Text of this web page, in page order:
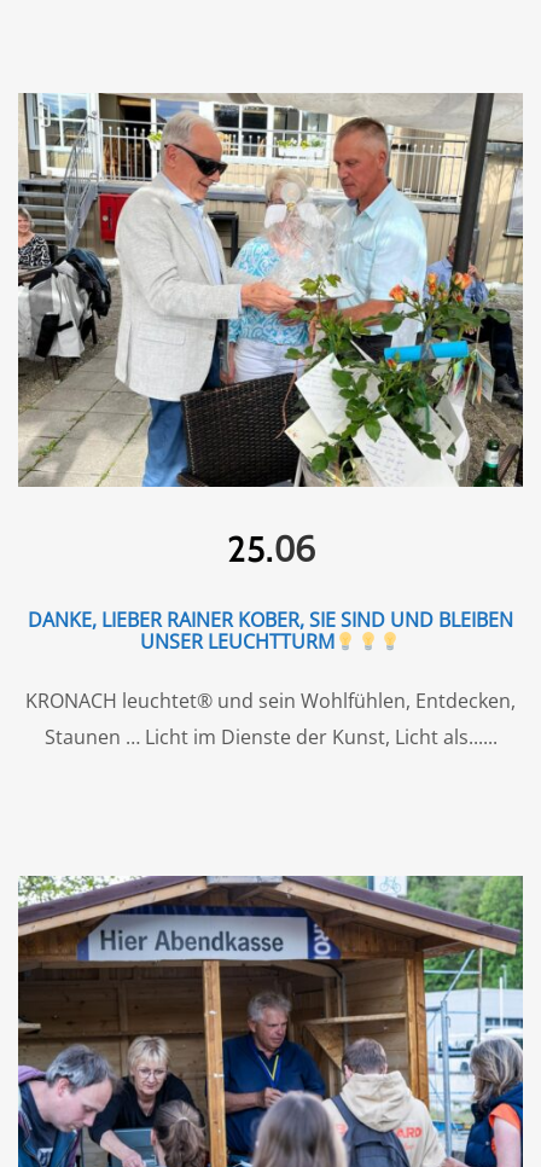
25.06
DANKE, LIEBER RAINER KOBER, SIE SIND UND BLEIBEN
UNSER LEUCHTTURM
KRONACH leuchtet® und sein Wohlfühlen, Entdecken,
Staunen … Licht im Dienste der Kunst, Licht als...